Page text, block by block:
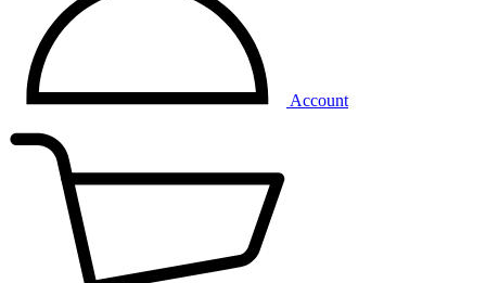
Account